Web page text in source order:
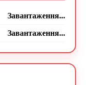
Завантаження...
Завантаження...